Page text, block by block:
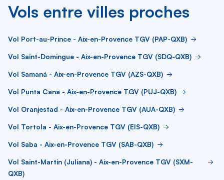
Vols entre villes proches
Vol Port-au-Prince - Aix-en-Provence TGV (PAP-QXB)
Vol Saint-Domingue - Aix-en-Provence TGV (SDQ-QXB)
Vol Samaná - Aix-en-Provence TGV (AZS-QXB)
Vol Punta Cana - Aix-en-Provence TGV (PUJ-QXB)
Vol Oranjestad - Aix-en-Provence TGV (AUA-QXB)
Vol Tortola - Aix-en-Provence TGV (EIS-QXB)
Vol Saba - Aix-en-Provence TGV (SAB-QXB)
Vol Saint-Martin (Juliana) - Aix-en-Provence TGV (SXM-
QXB)